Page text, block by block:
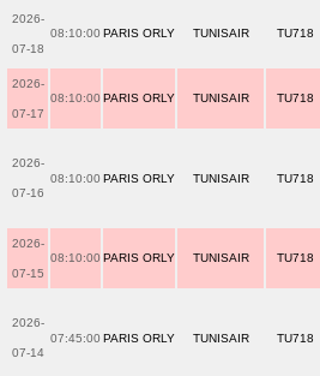
2026-
07-18
08:10:00 PARIS ORLY TUNISAIR TU718
2026-
07-17
08:10:00 PARIS ORLY TUNISAIR TU718
2026-
07-16
08:10:00 PARIS ORLY TUNISAIR TU718
2026-
07-15
08:10:00 PARIS ORLY TUNISAIR TU718
2026-
07-14
07:45:00 PARIS ORLY TUNISAIR TU718